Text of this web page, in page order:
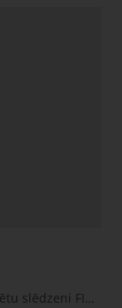
Velkamais durvju rokturis ar integrētu slēdzeni FIMET SECRET